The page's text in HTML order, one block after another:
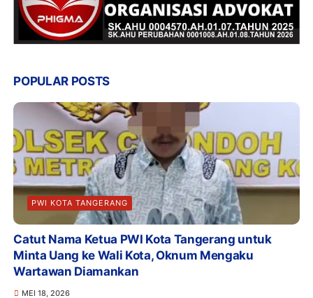
POPULAR POSTS
PWI KOTA TANGERANG
Catut Nama Ketua PWI Kota Tangerang untuk
Minta Uang ke Wali Kota, Oknum Mengaku
Wartawan Diamankan
MEI 18, 2026